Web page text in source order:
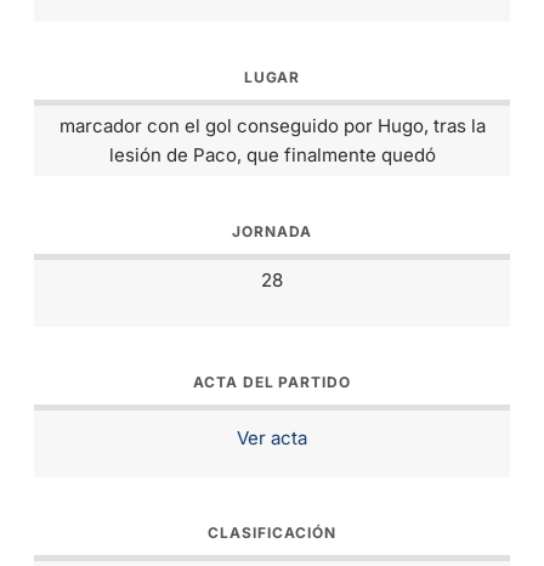
LUGAR
marcador con el gol conseguido por Hugo, tras la
lesión de Paco, que finalmente quedó
JORNADA
28
ACTA DEL PARTIDO
Ver acta
CLASIFICACIÓN